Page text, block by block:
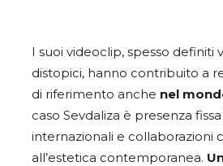
I suoi videoclip, spesso definiti
distopici, hanno contribuito a
di riferimento anche nel
caso Sevdaliza è presenza
internazionali e collaborazioni
all’estetica contemporanea.